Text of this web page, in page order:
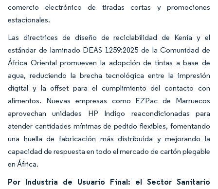
comercio electrónico de tiradas cortas y promociones
estacionales.
Las directrices de diseño de reciclabilidad de Kenia y el
estándar de laminado DEAS 1259:2025 de la Comunidad de
África Oriental promueven la adopción de tintas a base de
agua, reduciendo la brecha tecnológica entre la impresión
digital y la offset para el cumplimiento del contacto con
alimentos. Nuevas empresas como EZPac de Marruecos
aprovechan unidades HP Indigo reacondicionadas para
atender cantidades mínimas de pedido flexibles, fomentando
una huella de fabricación más distribuida y mejorando la
capacidad de respuesta en todo el mercado de cartón plegable
en África.
Por Industria de Usuario Final: el Sector Sanitario